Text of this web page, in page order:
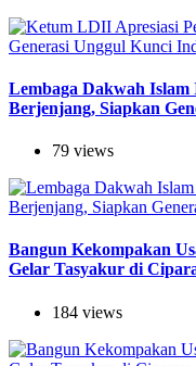
Lembaga Dakwah Islam
Berjenjang, Siapkan
79 views
Bangun Kekompakan
Gelar Tasyakur di
184 views